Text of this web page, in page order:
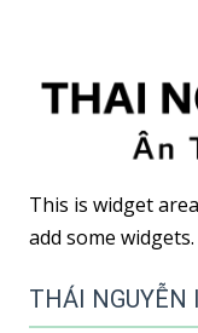
This is widget
add some widgets.
THÁI NGUYỄN